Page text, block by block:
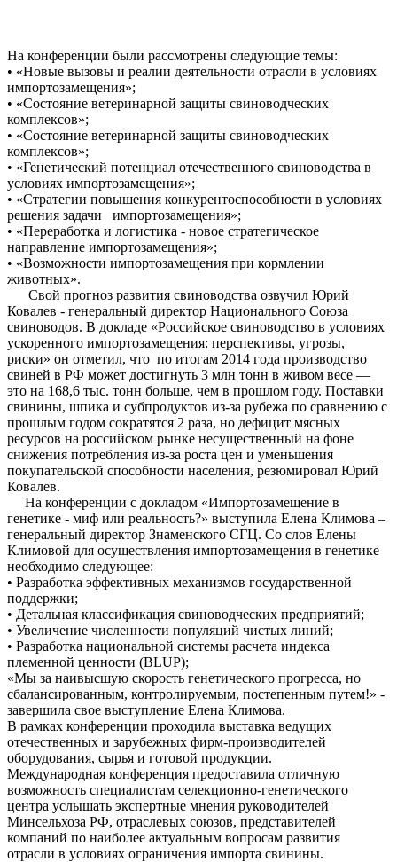
На конференции были рассмотрены следующие темы:
• «Новые вызовы и реалии деятельности отрасли в условиях
импортозамещения»;
• «Состояние ветеринарной защиты свиноводческих
комплексов»;
• «Состояние ветеринарной защиты свиноводческих
комплексов»;
• «Генетический потенциал отечественного свиноводства в
условиях импортозамещения»;
• «Стратегии повышения конкурентоспособности в условиях
решения задачи импортозамещения»;
• «Переработка и логистика - новое стратегическое
направление импортозамещения»;
• «Возможности импортозамещения при кормлении
животных».
Свой прогноз развития свиноводства озвучил Юрий
Ковалев - генеральный директор Национального Союза
свиноводов. В докладе «Российское свиноводство в условиях
ускоренного импортозамещения: перспективы, угрозы,
риски» он отметил, что по итогам 2014 года производство
свиней в РФ может достигнуть 3 млн тонн в живом весе —
это на 168,6 тыс. тонн больше, чем в прошлом году. Поставки
свинины, шпика и субпродуктов из-за рубежа по сравнению с
прошлым годом сократятся 2 раза, но дефицит мясных
ресурсов на российском рынке несущественный на фоне
снижения потребления из-за роста цен и уменьшения
покупательской способности населения, резюмировал Юрий
Ковалев.
На конференции с докладом «Импортозамещение в
генетике - миф или реальность?» выступила Елена Климова –
генеральный директор Знаменского СГЦ. Со слов Елены
Климовой для осуществления импортозамещения в генетике
необходимо следующее:
• Разработка эффективных механизмов государственной
поддержки;
• Детальная классификация свиноводческих предприятий;
• Увеличение численности популяций чистых линий;
• Разработка национальной системы расчета индекса
племенной ценности (BLUP);
«Мы за наивысшую скорость генетического прогресса, но
сбалансированным, контролируемым, постепенным путем!» -
завершила свое выступление Елена Климова.
В рамках конференции проходила выставка ведущих
отечественных и зарубежных фирм-производителей
оборудования, сырья и готовой продукции.
Международная конференция предоставила отличную
возможность специалистам селекционно-генетического
центра услышать экспертные мнения руководителей
Минсельхоза РФ, отраслевых союзов, представителей
компаний по наиболее актуальным вопросам развития
отрасли в условиях ограничения импорта свинины.